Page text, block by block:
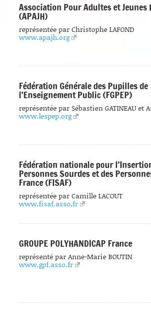
Association Pour Adultes et Jeunes
(APAJH)
représentée par Christophe LAFOND
www.apajh.org
Fédération Générale des Pupilles de
l’Enseignement Public (FGPEP)
représentée par Sébastien GATINEAU et
www.lespep.org
Fédération nationale pour
Personnes Sourdes et des
France (FISAF)
représentée par Camille LACOUT
www.fisaf.asso.fr
GROUPE POLYHANDICAP France
représenté par Anne-Marie BOUTIN
www.gpf.asso.fr